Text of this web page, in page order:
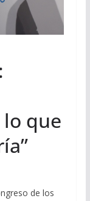
que
de los